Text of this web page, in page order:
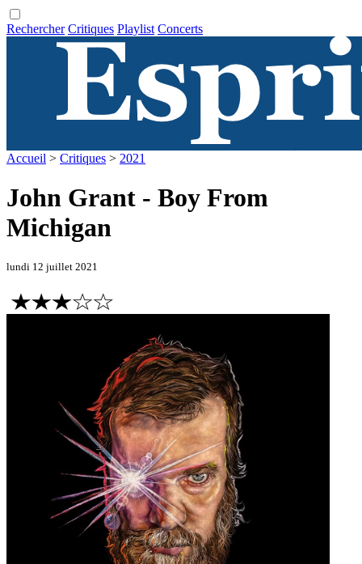
Rechercher Critiques Playlist Concerts
Accueil > Critiques > 2021
John Grant - Boy From
Michigan
lundi 12 juillet 2021